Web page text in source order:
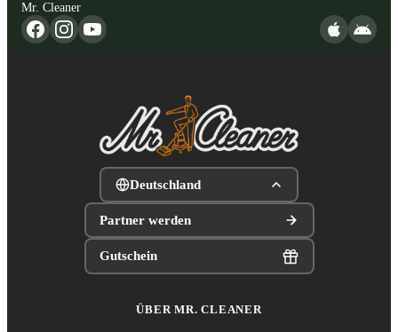
Mr. Cleaner
Deutschland
Partner werden
Gutschein
ÜBER MR. CLEANER